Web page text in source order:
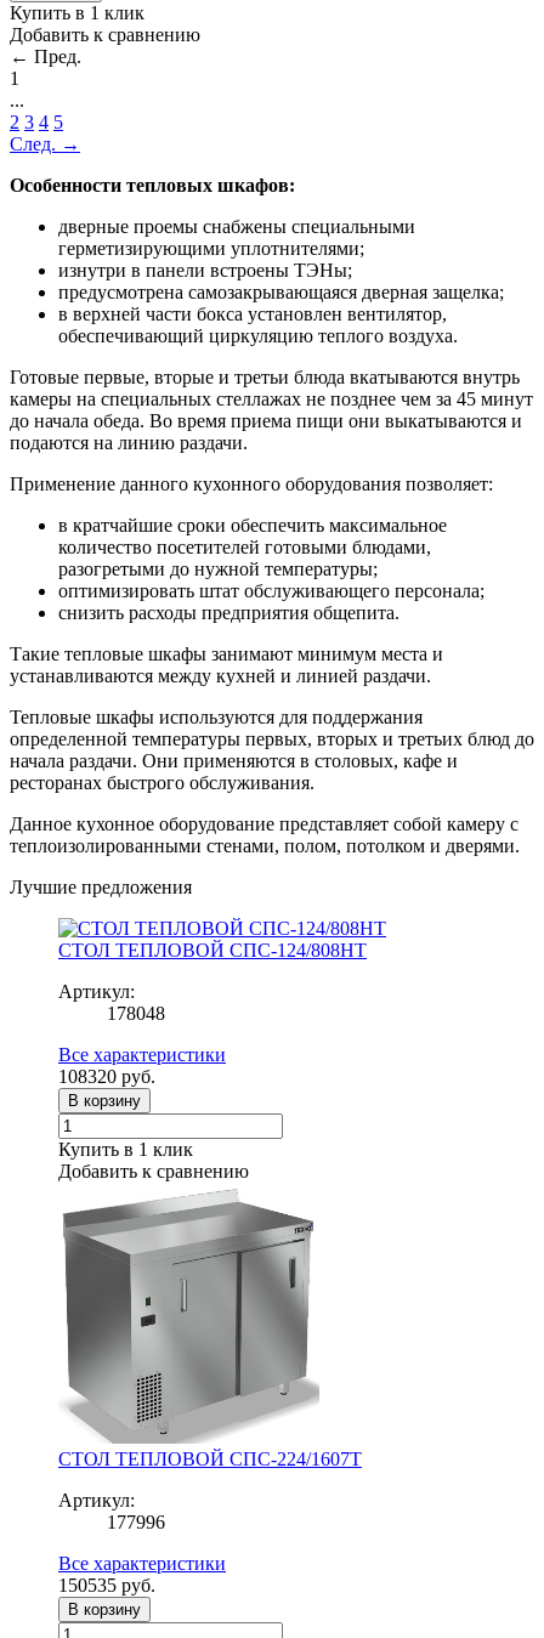
Купить в 1 клик
Добавить к сравнению
← Пред.
1
...
2 3 4 5
След. →
Особенности тепловых шкафов:
дверные проемы снабжены специальными
герметизирующими уплотнителями;
изнутри в панели встроены ТЭНы;
предусмотрена самозакрывающаяся дверная защелка;
в верхней части бокса установлен вентилятор,
обеспечивающий циркуляцию теплого воздуха.
Готовые первые, вторые и третьи блюда вкатываются внутрь
камеры на специальных стеллажах не позднее чем за 45 минут
до начала обеда. Во время приема пищи они выкатываются и
подаются на линию раздачи.
Применение данного кухонного оборудования позволяет:
в кратчайшие сроки обеспечить максимальное
количество посетителей готовыми блюдами,
разогретыми до нужной температуры;
оптимизировать штат обслуживающего персонала;
снизить расходы предприятия общепита.
Такие тепловые шкафы занимают минимум места и
устанавливаются между кухней и линией раздачи.
Тепловые шкафы используются для поддержания
определенной температуры первых, вторых и третьих блюд до
начала раздачи. Они применяются в столовых, кафе и
ресторанах быстрого обслуживания.
Данное кухонное оборудование представляет собой камеру с
теплоизолированными стенами, полом, потолком и дверями.
Лучшие предложения
СТОЛ ТЕПЛОВОЙ СПС-124/808НТ
Артикул:
178048
Все характеристики
108320 руб.
В корзину
Купить в 1 клик
Добавить к сравнению
СТОЛ ТЕПЛОВОЙ СПС-224/1607Т
Артикул:
177996
Все характеристики
150535 руб.
В корзину